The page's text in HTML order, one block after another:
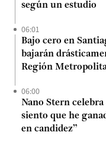
según un estudio
06:01
Bajo cero en
bajarán
Región
06:00
Nano Stern celebra
siento que he
en candidez”